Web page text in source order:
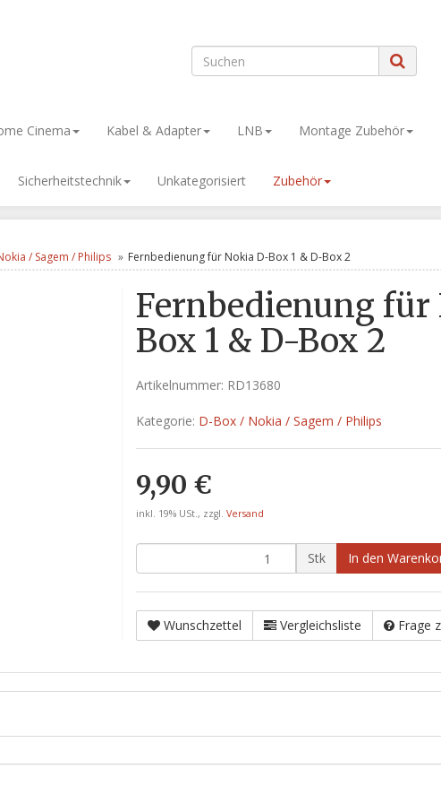
Cinema Kabel & Adapter LNB Montage Zubehör
Sicherheitstechnik Unkategorisiert Zubehör
/ Sagem / Philips Fernbedienung für Nokia D-Box 1 & D-Box 2
Fernbedienung für
Box 1 & D-Box 2
Artikelnummer: RD13680
Kategorie: D-Box / Nokia / Sagem / Philips
9,90 €
inkl. 19% USt., zzgl. Versand
Stk In den
Wunschzettel Vergleichsliste Frage